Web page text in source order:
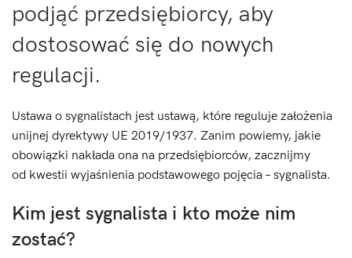
podjąć przedsiębiorcy, aby
dostosować się do nowych
regulacji.
Ustawa o sygnalistach jest ustawą, które reguluje założenia
unijnej dyrektywy UE 2019/1937. Zanim powiemy, jakie
obowiązki nakłada ona na przedsiębiorców, zacznijmy
od kwestii wyjaśnienia podstawowego pojęcia – sygnalista.
Kim jest sygnalista i kto może nim
zostać?